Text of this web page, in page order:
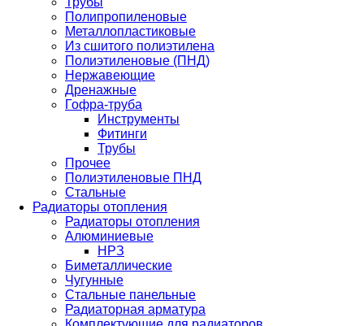
Полипропиленовые
Металлопластиковые
Из сшитого полиэтилена
Полиэтиленовые (ПНД)
Нержавеющие
Дренажные
Гофра-труба
Инструменты
Фитинги
Трубы
Прочее
Полиэтиленовые ПНД
Стальные
Радиаторы отопления
Радиаторы отопления
Алюминиевые
НРЗ
Биметаллические
Чугунные
Стальные панельные
Радиаторная арматура